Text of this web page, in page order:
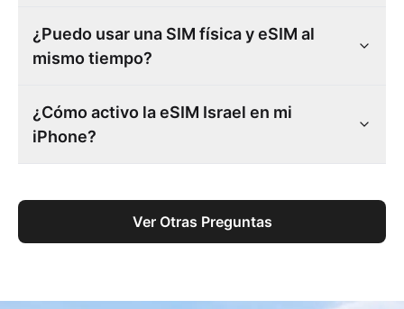
¿Puedo usar una SIM física y eSIM al
mismo tiempo?
¿Cómo activo la eSIM Israel en mi
iPhone?
Ver Otras Preguntas